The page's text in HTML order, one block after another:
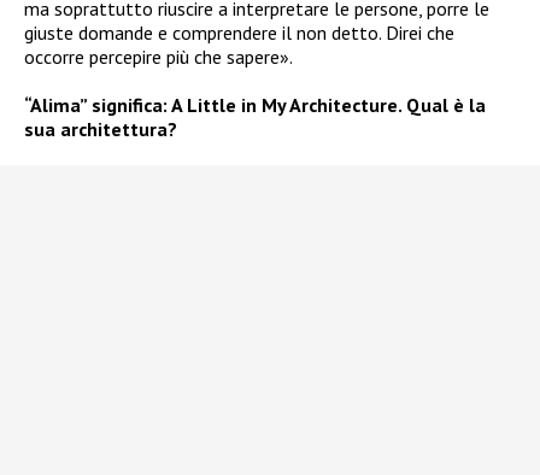
ma soprattutto riuscire a interpretare le persone, porre le
giuste domande e comprendere il non detto. Direi che
occorre percepire più che sapere».
“Alima” significa: A Little in My Architecture. Qual è la
sua architettura?